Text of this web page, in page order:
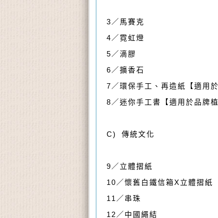
3／馬賽克
4／霓虹燈
5／滴膠
6／擴香石
7／環保手工、再造紙【適用
8／迷你手工書【適用於品牌植
C) 傳統文化
9／立體摺紙
10／懷舊白鐵信箱X立體摺紙
11／串珠
12／中國繩結